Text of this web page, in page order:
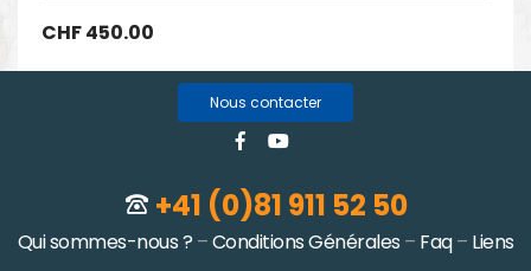
CHF450.00
Nous contacter
+41 (0)81 911 52 50
Qui sommes-nous ? –Conditions Générales – Faq– Liens